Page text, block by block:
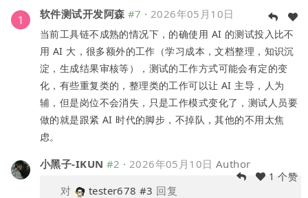
软件测试开发阿森 #7 · 2026年05月10日
当前工具链不成熟的情况下，的确使用 AI 的测试投入比不
用 AI 大，很多额外的工作（学习成本，文档整理，知识沉
淀，生成结果审核等），测试的工作方式可能会有定的变
化，有些重复类的，整理类的工作可以让 AI 主导，人为
辅，但是岗位不会消失，只是工作模式变化了，测试人员要
做的就是跟紧 AI 时代的脚步，不掉队，其他的不用太焦
虑。
小黑子-IKUN #2 · 2026年05月10日 Author
1 个赞
对 tester678 #3 回复